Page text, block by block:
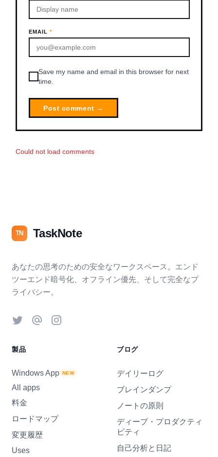
EMAIL*
Save my name and email in this browser for next
time.
Post comment →
Could not load comments
TN TaskNote
あなたの思考のための安全なワークスペース。エンド
ツーエンド暗号化、オフライン優先、そして完全なプ
ライバシー。
TwitterThreadsInstagram
製品
Windows App NEW
All apps
料金
ロードマップ
変更履歴
Uses
ブログ
デイリーログ
ブレインダンプ
ノートの原則
ディープ・プロダクティ
ビティ
自己分析と日記